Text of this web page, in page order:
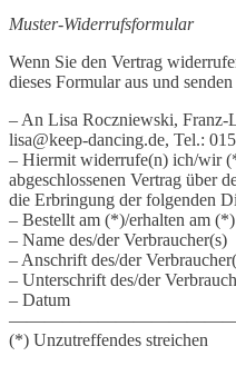
Muster-Widerrufsformular
Wenn Sie den Vertrag
dieses Formular aus und
– An Lisa Roczniewski, Franz-
lisa@keep-dancing.de, Tel.:
– Hiermit widerrufe(n) ich/wir
abgeschlossenen Vertrag über
die Erbringung der folgenden
– Bestellt am (*)/erhalten am (*)
– Name des/der Verbraucher(s)
– Anschrift des/der
– Unterschrift des/der
– Datum
(*) Unzutreffendes streichen